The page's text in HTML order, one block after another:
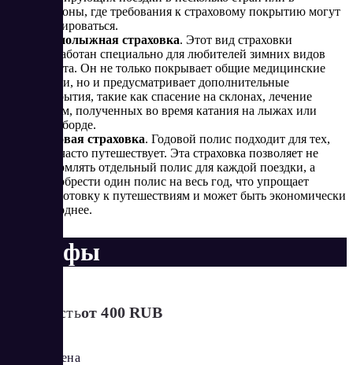
регионы, где требования к страховому покрытию могут
варьироваться.
Горнолыжная страховка. Этот вид страховки
разработан специально для любителей зимних видов
спорта. Он не только покрывает общие медицинские
риски, но и предусматривает дополнительные
покрытия, такие как спасение на склонах, лечение
травм, полученных во время катания на лыжах или
сноуборде.
Годовая страховка. Годовой полис подходит для тех,
кто часто путешествует. Эта страховка позволяет не
оформлять отдельный полис для каждой поездки, а
приобрести один полис на весь год, что упрощает
подготовку к путешествиям и может быть экономически
выгоднее.
Тарифы
Стоимостьот 400 RUB
Для Шенгена